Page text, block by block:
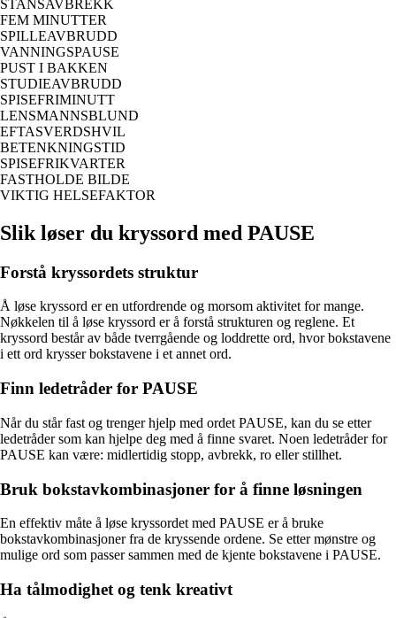
STANSAVBREKK
FEM MINUTTER
SPILLEAVBRUDD
VANNINGSPAUSE
PUST I BAKKEN
STUDIEAVBRUDD
SPISEFRIMINUTT
LENSMANNSBLUND
EFTASVERDSHVIL
BETENKNINGSTID
SPISEFRIKVARTER
FASTHOLDE BILDE
VIKTIG HELSEFAKTOR
Slik løser du kryssord med PAUSE
Forstå kryssordets struktur
Å løse kryssord er en utfordrende og morsom aktivitet for mange.
Nøkkelen til å løse kryssord er å forstå strukturen og reglene. Et
kryssord består av både tverrgående og loddrette ord, hvor bokstavene
i ett ord krysser bokstavene i et annet ord.
Finn ledetråder for PAUSE
Når du står fast og trenger hjelp med ordet PAUSE, kan du se etter
ledetråder som kan hjelpe deg med å finne svaret. Noen ledetråder for
PAUSE kan være: midlertidig stopp, avbrekk, ro eller stillhet.
Bruk bokstavkombinasjoner for å finne løsningen
En effektiv måte å løse kryssordet med PAUSE er å bruke
bokstavkombinasjoner fra de kryssende ordene. Se etter mønstre og
mulige ord som passer sammen med de kjente bokstavene i PAUSE.
Ha tålmodighet og tenk kreativt